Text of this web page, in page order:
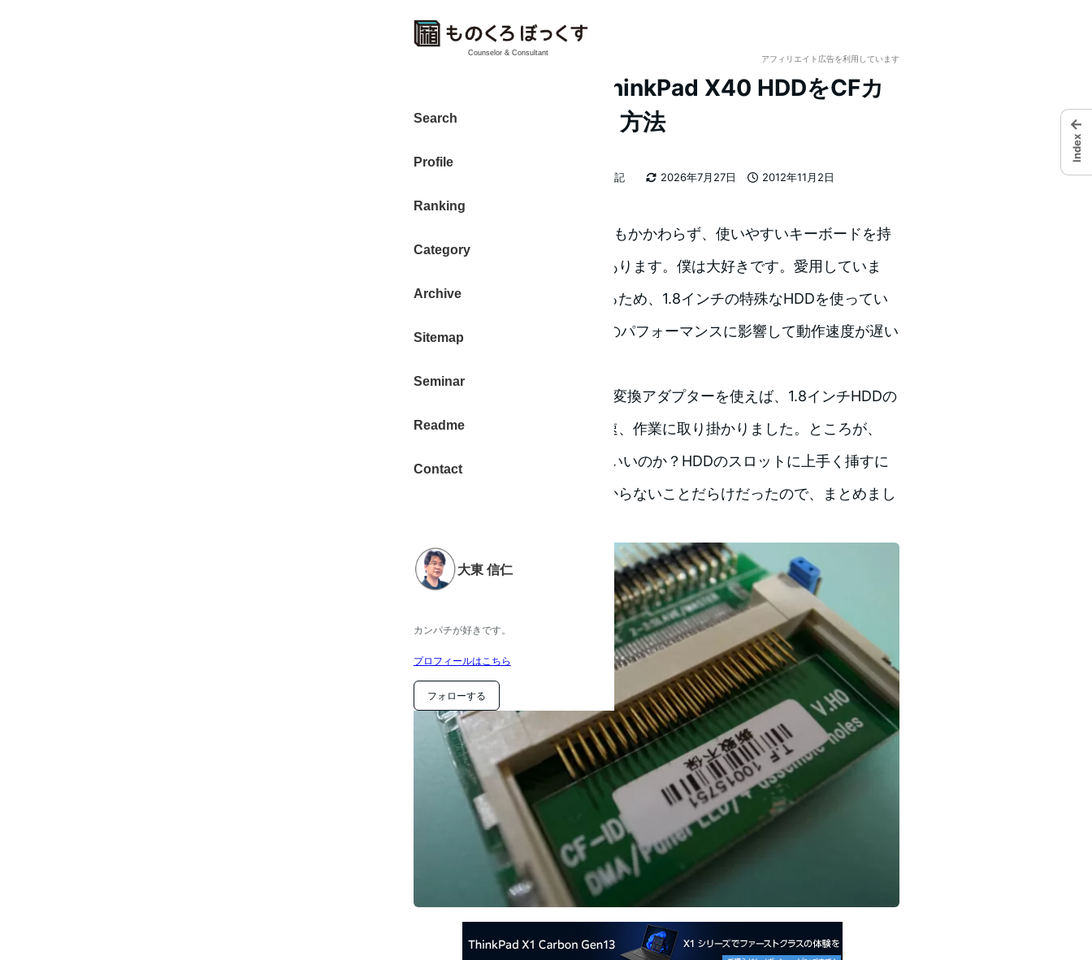
Counselor & Consultant
Search
Profile
Ranking
Category
Archive
Sitemap
Seminar
Readme
Contact
大東 信仁
カンパチが好きです。
プロフィールはこちら
フォローする
アフィリエイト広告を利用しています
挿す向きに注意 ! ThinkPad X40 HDDをCFカ
ードに交換（換装）方法
2026年7月27日
2012年11月2日
者
2026年日記
ThinkPad X40。小型な本体にもかかわらず、使いやすいキーボードを持
っているため、未だに人気があります。僕は大好きです。愛用していま
す。ただ、小型なボディにするため、1.8インチの特殊なHDDを使ってい
ます。このHDDが遅く、全体のパフォーマンスに影響して動作速度が遅い
手持ちのCFカードとCF – IDE 変換アダプターを使えば、1.8インチHDDの
スペースにも収まります。早速、作業に取り掛かりました。ところが、
CFカードをどの向きで挿せばいいのか？HDDのスロットに上手く挿すに
は、どうすれば良いのか？わからないことだらけだったので、まとめまし
←
Index